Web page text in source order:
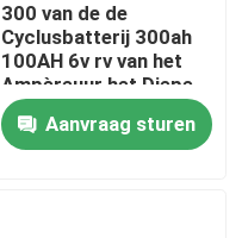
300 van de de
Cyclusbatterij 300ah
100AH 6v rv van het
Ampèreuur het Diepe
van de het Golfkar
Lithium Ion
Replacement
Aanvraag sturen